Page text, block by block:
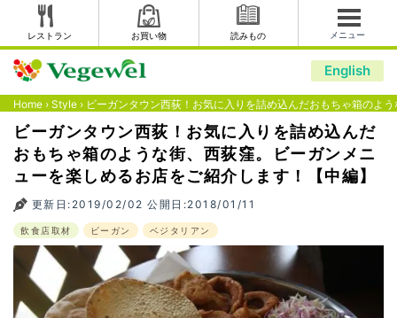
レストラン お買い物 読みもの メニュー
English
Home › Style › ビーガンタウン西荻！お気に入りを詰め込んだおもちゃ箱のよ
ビーガンタウン西荻！お気に入りを詰め込んだ
おもちゃ箱のような街、西荻窪。ビーガンメニ
ューを楽しめるお店をご紹介します！【中編】
更新日:2019/02/02 公開日:2018/01/11
飲食店取材 ビーガン ベジタリアン